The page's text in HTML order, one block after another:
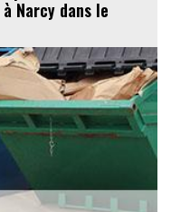
Narcy dans le